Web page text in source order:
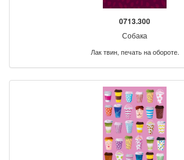
0713.300
Собака
Лак твин, печать на обороте.